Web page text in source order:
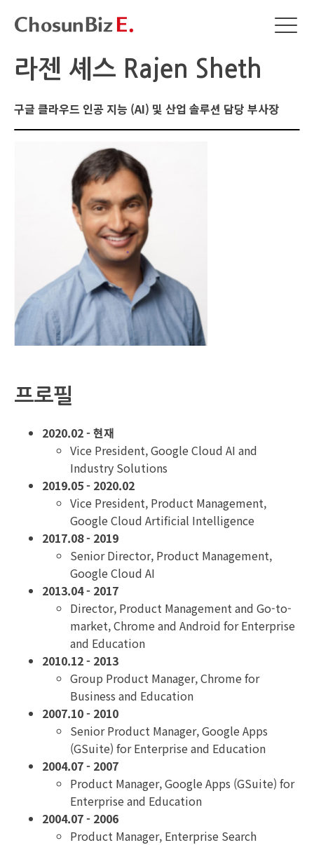
라젠 셰스 Rajen Sheth
구글 클라우드 인공 지능 (AI) 및 산업 솔루션 담당 부사장
프로필
2020.02 - 현재
Vice President, Google Cloud AI and
Industry Solutions
2019.05 - 2020.02
Vice President, Product Management,
Google Cloud Artificial Intelligence
2017.08 - 2019
Senior Director, Product Management,
Google Cloud AI
2013.04 - 2017
Director, Product Management and Go-to-
market, Chrome and Android for Enterprise
and Education
2010.12 - 2013
Group Product Manager, Chrome for
Business and Education
2007.10 - 2010
Senior Product Manager, Google Apps
(GSuite) for Enterprise and Education
2004.07 - 2007
Product Manager, Google Apps (GSuite) for
Enterprise and Education
2004.07 - 2006
Product Manager, Enterprise Search